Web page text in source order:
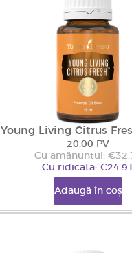
Young Living Citrus
20.00 PV
Cu amănuntul:
Cu ridicata: €24.91
Adaugă în coș